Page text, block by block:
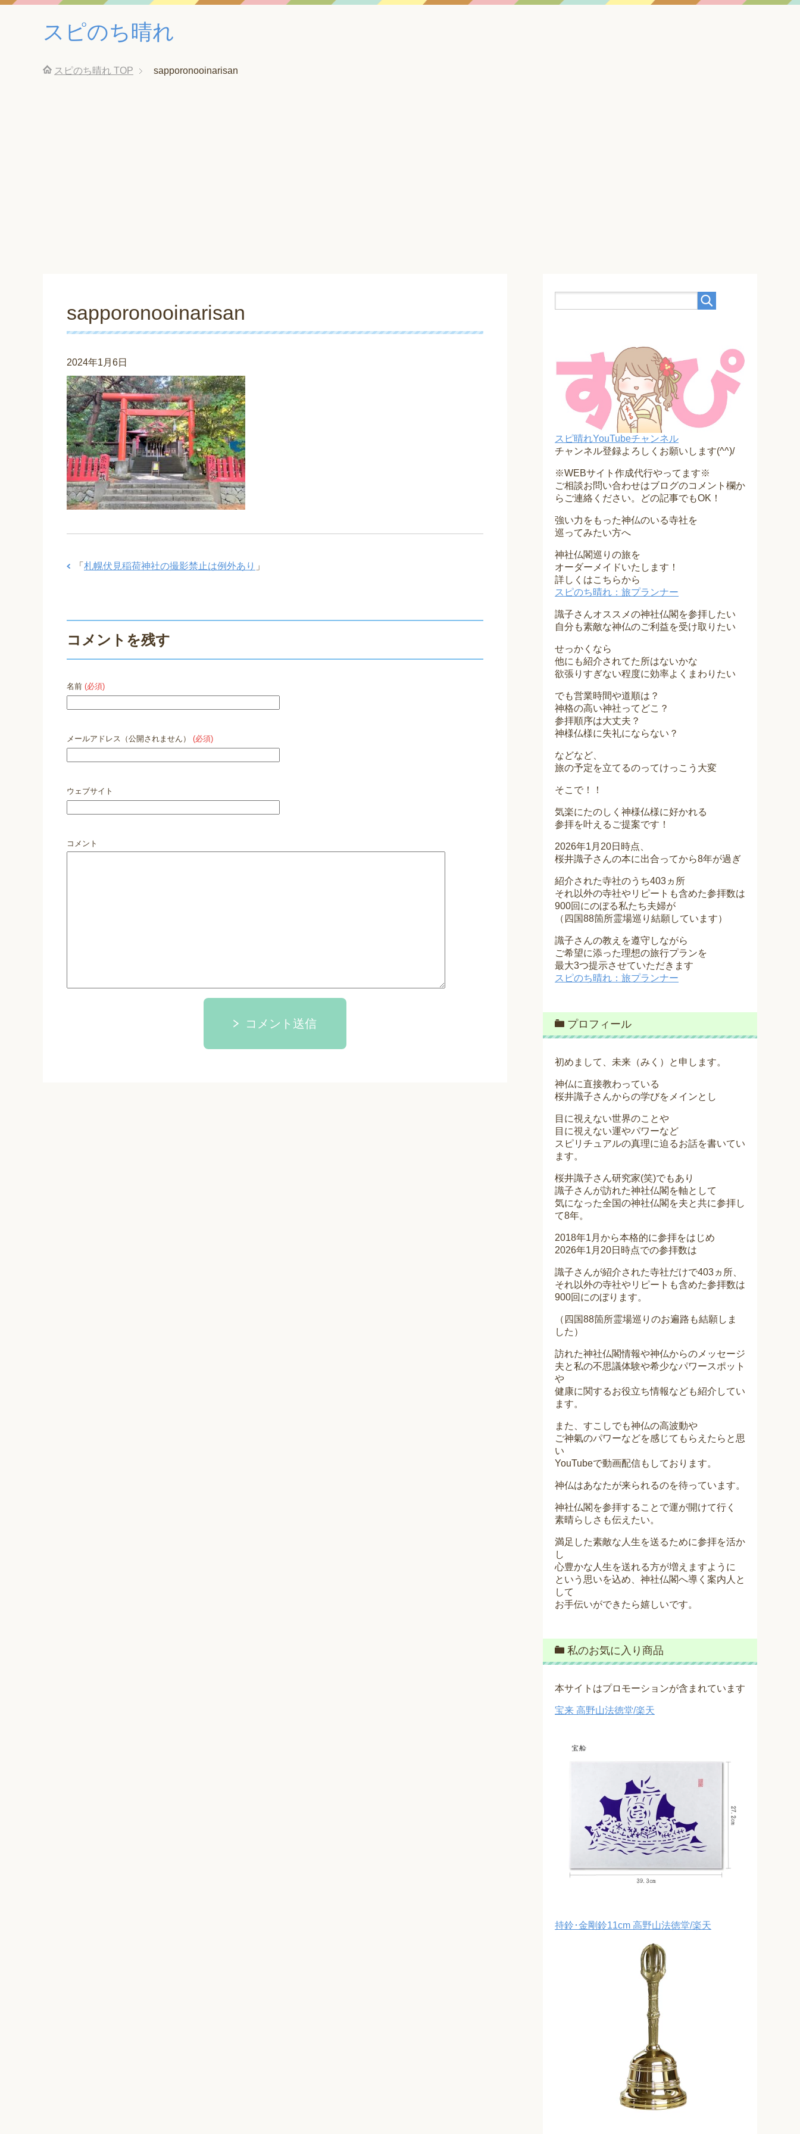
スピのち晴れ
スピのち晴れ TOP sapporonooinarisan
sapporonooinarisan
2024年1月6日
「 札幌伏見稲荷神社の撮影禁止は例外あり 」
コメントを残す
名前 (必須)
メールアドレス（公開されません） (必須)
ウェブサイト
コメント
コメント送信
スピ晴れYouTubeチャンネル
チャンネル登録よろしくお願いします(^^)/
※WEBサイト作成代行やってます※
ご相談お問い合わせはブログのコメント欄か
らご連絡ください。どの記事でもOK！
強い力をもった神仏のいる寺社を
巡ってみたい方へ
神社仏閣巡りの旅を
オーダーメイドいたします！
詳しくはこちらから
スピのち晴れ：旅プランナー
識子さんオススメの神社仏閣を参拝したい
自分も素敵な神仏のご利益を受け取りたい
せっかくなら
他にも紹介されてた所はないかな
欲張りすぎない程度に効率よくまわりたい
でも営業時間や道順は？
神格の高い神社ってどこ？
参拝順序は大丈夫？
神様仏様に失礼にならない？
などなど、
旅の予定を立てるのってけっこう大変
そこで！！
気楽にたのしく神様仏様に好かれる
参拝を叶えるご提案です！
2026年1月20日時点、
桜井識子さんの本に出合ってから8年が過ぎ
紹介された寺社のうち403ヵ所
それ以外の寺社やリピートも含めた参拝数は
900回にのぼる私たち夫婦が
（四国88箇所霊場巡り結願しています）
識子さんの教えを遵守しながら
ご希望に添った理想の旅行プランを
最大3つ提示させていただきます
スピのち晴れ：旅プランナー
プロフィール
初めまして、未来（みく）と申します。
神仏に直接教わっている
桜井識子さんからの学びをメインとし
目に視えない世界のことや
目に視えない運やパワーなど
スピリチュアルの真理に迫るお話を書いてい
ます。
桜井識子さん研究家(笑)でもあり
識子さんが訪れた神社仏閣を軸として
気になった全国の神社仏閣を夫と共に参拝し
て8年。
2018年1月から本格的に参拝をはじめ
2026年1月20日時点での参拝数は
識子さんが紹介された寺社だけで403ヵ所、
それ以外の寺社やリピートも含めた参拝数は
900回にのぼります。
（四国88箇所霊場巡りのお遍路も結願しま
した）
訪れた神社仏閣情報や神仏からのメッセージ
夫と私の不思議体験や希少なパワースポット
や
健康に関するお役立ち情報なども紹介してい
ます。
また、すこしでも神仏の高波動や
ご神氣のパワーなどを感じてもらえたらと思
い
YouTubeで動画配信もしております。
神仏はあなたが来られるのを待っています。
神社仏閣を参拝することで運が開けて行く
素晴らしさも伝えたい。
満足した素敵な人生を送るために参拝を活か
し
心豊かな人生を送れる方が増えますように
という思いを込め、神社仏閣へ導く案内人と
して
お手伝いができたら嬉しいです。
私のお気に入り商品
本サイトはプロモーションが含まれています
宝来 高野山法徳堂/楽天
持鈴･金剛鈴11cm 高野山法徳堂/楽天